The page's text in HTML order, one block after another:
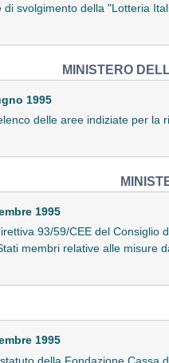
di svolgimento della "Lotteria
MINISTERO
1995
delle aree indiziate per la
1995
93/59/CEE del Consiglio
membri relative alle misure
1995
della Fondazione Cassa